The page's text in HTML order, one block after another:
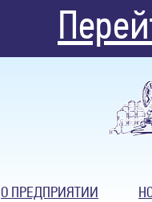
О ПРЕДПРИЯТИИ